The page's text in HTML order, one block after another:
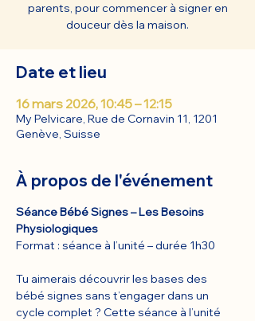
parents, pour commencer à signer en
douceur dès la maison.
Date et lieu
16 mars 2026, 10:45 – 12:15
My Pelvicare, Rue de Cornavin 11, 1201
Genève, Suisse
À propos de l'événement
Séance Bébé Signes – Les Besoins
Physiologiques
Format : séance à l’unité – durée 1h30
Tu aimerais découvrir les bases des
bébé signes sans t’engager dans un
cycle complet ? Cette séance à l’unité